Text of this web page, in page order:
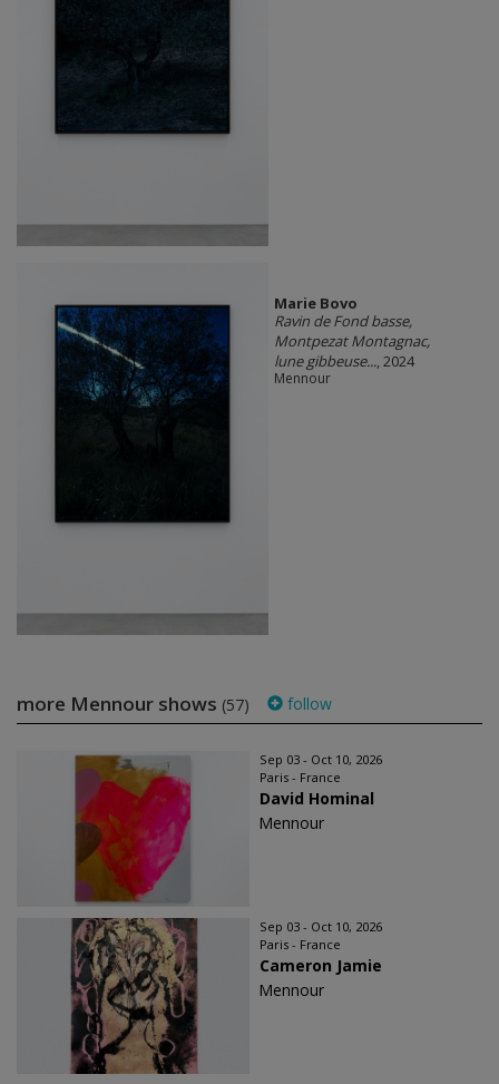
Marie Bovo
Ravin de Fond basse,
Montpezat Montagnac,
lune gibbeuse..., 2024
Mennour
more Mennour shows (57) follow
Sep 03 - Oct 10, 2026
Paris - France
David Hominal
Mennour
Sep 03 - Oct 10, 2026
Paris - France
Cameron Jamie
Mennour